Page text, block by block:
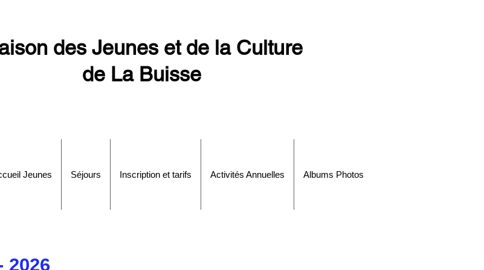
des Jeunes et de la Culture
de La Buisse
Jeunes Séjours Inscription et tarifs Activités Annuelles Albums Photos
2026